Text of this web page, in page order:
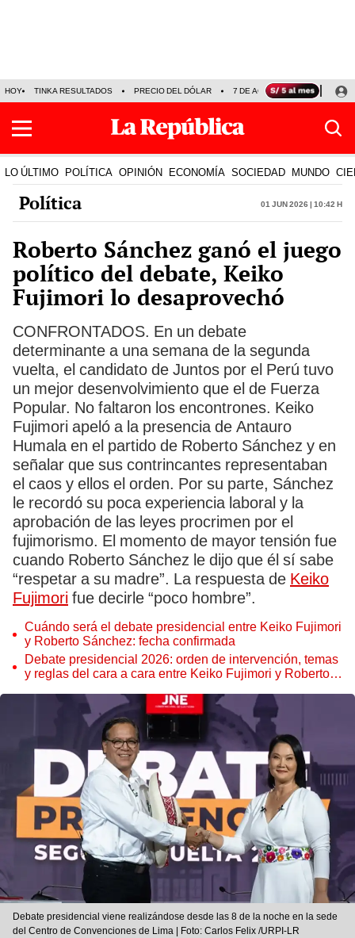
HOY TINKA RESULTADOS PRECIO DEL DÓLAR 7 DE AGOSTO OLLANTA
LO ÚLTIMO POLÍTICA OPINIÓN ECONOMÍA SOCIEDAD MUNDO
Política 01 Jun 2026 | 10:42 h
Roberto Sánchez ganó el juego
político del debate, Keiko
Fujimori lo desaprovechó
CONFRONTADOS. En un debate
determinante a una semana de la segunda
vuelta, el candidato de Juntos por el Perú tuvo
un mejor desenvolvimiento que el de Fuerza
Popular. No faltaron los encontrones. Keiko
Fujimori apeló a la presencia de Antauro
Humala en el partido de Roberto Sánchez y en
señalar que sus contrincantes representaban
el caos y ellos el orden. Por su parte, Sánchez
le recordó su poca experiencia laboral y la
aprobación de las leyes procrimen por el
fujimorismo. El momento de mayor tensión fue
cuando Roberto Sánchez le dijo que él sí sabe
“respetar a su madre”. La respuesta de Keiko
Fujimori fue decirle “poco hombre”.
Cuándo será el debate presidencial entre Keiko Fujimori
y Roberto Sánchez: fecha confirmada
Debate presidencial 2026: orden de intervención, temas
y reglas del cara a cara entre Keiko Fujimori y Roberto
Debate presidencial viene realizándose desde las 8 de la noche en la sede
del Centro de Convenciones de Lima | Foto: Carlos Felix /URPI-LR